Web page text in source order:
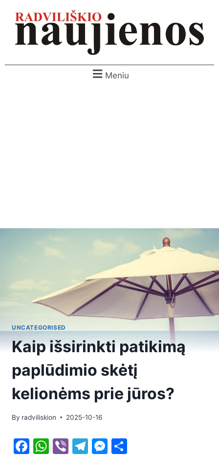
Meniu
UNCATEGORISED
Kaip išsirinkti patikimą
paplūdimio skėtį
kelionėms prie jūros?
By radviliskion 2025-10-16
F
W Vi T
M